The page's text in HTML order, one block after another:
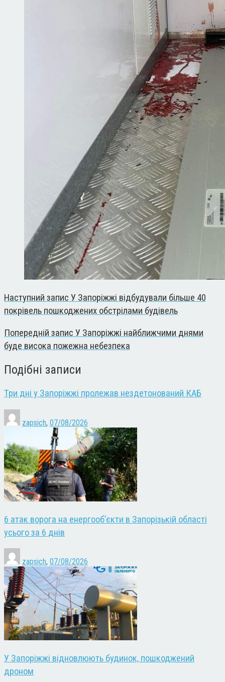
Наступний запис У Запоріжжі відбудували більше 40
покрівель пошкоджених обстрілами будівель
Попередній запис У Запоріжжі найближчими днями
буде висока пожежна небезпека
Подібні записи
Три дні у Запоріжжі пролежав нездетонований КАБ
zapsich, 07/08/2026
6 атак ворога на енергооб’єкти в Запорізькій області
усього за 6 днів
zapsich, 07/08/2026
У Запоріжжі відновлюють будинок, пошкоджений
дроном